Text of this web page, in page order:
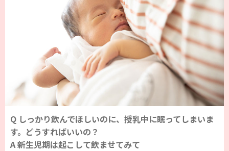
Q しっかり飲んでほしいのに、授乳中に眠ってしまいま
す。どうすればいいの？
A 新生児期は起こして飲ませてみて